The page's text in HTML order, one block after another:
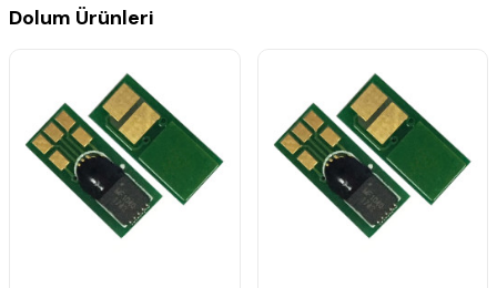
Dolum Ürünleri